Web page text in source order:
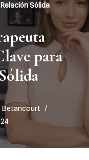
Sólida
para
Betancourt